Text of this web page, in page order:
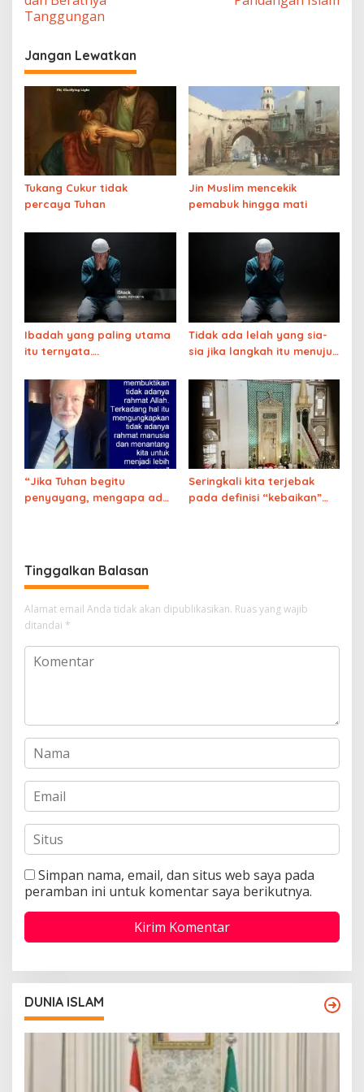
Tanggungan
Jangan Lewatkan
Tukang Cukur tidak
percaya Tuhan
Jin Muslim mencekik
pemabuk hingga mati
Ibadah yang paling utama
itu ternyata….
Tidak ada lelah yang sia-
sia jika langkah itu menuju
“Jika Tuhan begitu
penyayang, mengapa ada
Seringkali kita terjebak
pada definisi “kebaikan”
Tinggalkan Balasan
Alamat email Anda tidak akan dipublikasikan. Ruas yang wajib
ditandai *
Simpan nama, email, dan situs web saya pada
peramban ini untuk komentar saya berikutnya.
DUNIA ISLAM